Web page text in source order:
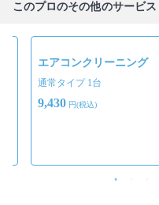
このプロのその他のサービス
エアコンクリーニング
通常タイプ 1台
9,430 円(税込)